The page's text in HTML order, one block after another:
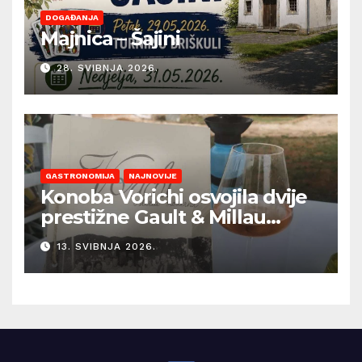
DOGAĐANJA
Majnica – Šajini
28. SVIBNJA 2026.
GASTRONOMIJA NAJNOVIJE
Konoba Vorichi osvojila dvije
prestižne Gault & Millau
kapice
13. SVIBNJA 2026.